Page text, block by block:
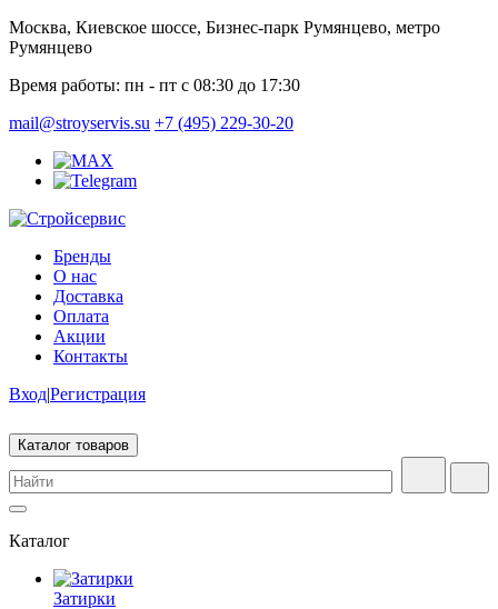
Москва, Киевское шоссе, Бизнес-парк Румянцево, метро
Румянцево
Время работы: пн - пт с 08:30 до 17:30
mail@stroyservis.su +7 (495) 229-30-20
Бренды
О нас
Доставка
Оплата
Акции
Контакты
Вход|Регистрация
Каталог товаров
Каталог
Затирки